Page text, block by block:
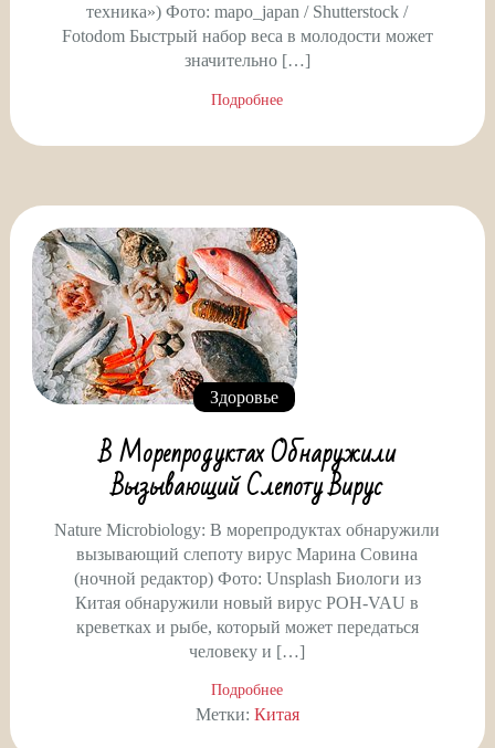
техника») Фото: mapo_japan / Shutterstock /
Fotodom Быстрый набор веса в молодости может
значительно […]
Подробнее
Здоровье
В Морепродуктах Обнаружили
Вызывающий Слепоту Вирус
Nature Microbiology: В морепродуктах обнаружили
вызывающий слепоту вирус Марина Совина
(ночной редактор) Фото: Unsplash Биологи из
Китая обнаружили новый вирус POH-VAU в
креветках и рыбе, который может передаться
человеку и […]
Подробнее
Метки: Китая